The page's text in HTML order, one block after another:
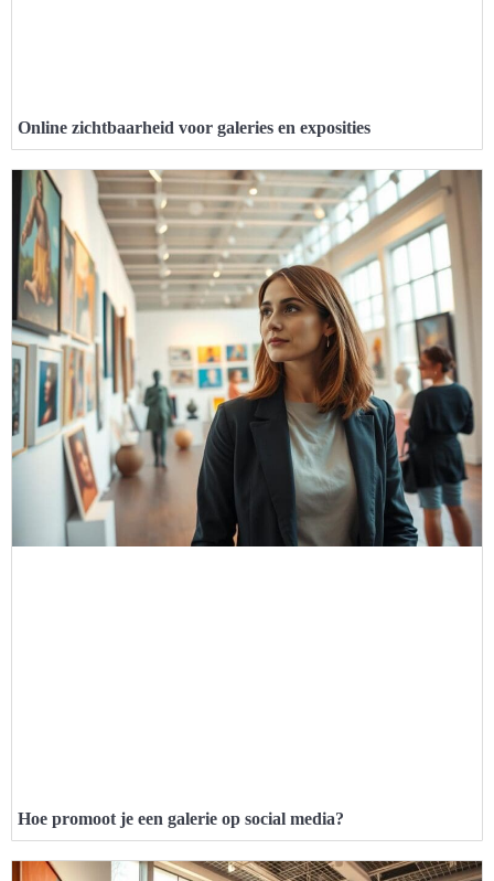
Online zichtbaarheid voor galeries en exposities
Hoe promoot je een galerie op social media?